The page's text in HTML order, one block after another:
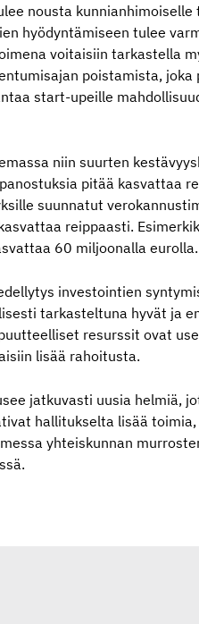
nousta
hyödyntämiseen tulee
voitaisiin tarkastella
poistamista,
start-upeille
niin suurten
pitää kasvattaa
suunnatut
reippaasti.
60 miljoonalla eurolla.
investointien
tarkasteltuna hyvät ja
resurssit ovat
lisää rahoitusta.
jatkuvasti uusia helmiä,
hallitukselta lisää
yhteiskunnan